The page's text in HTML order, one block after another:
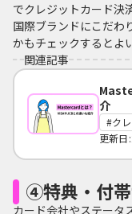
でクレジットカード決
国際ブランドにこだわ
かもチェックするとよ
関連記事
介
ク
更新
④特典・付
カード会社やステータ